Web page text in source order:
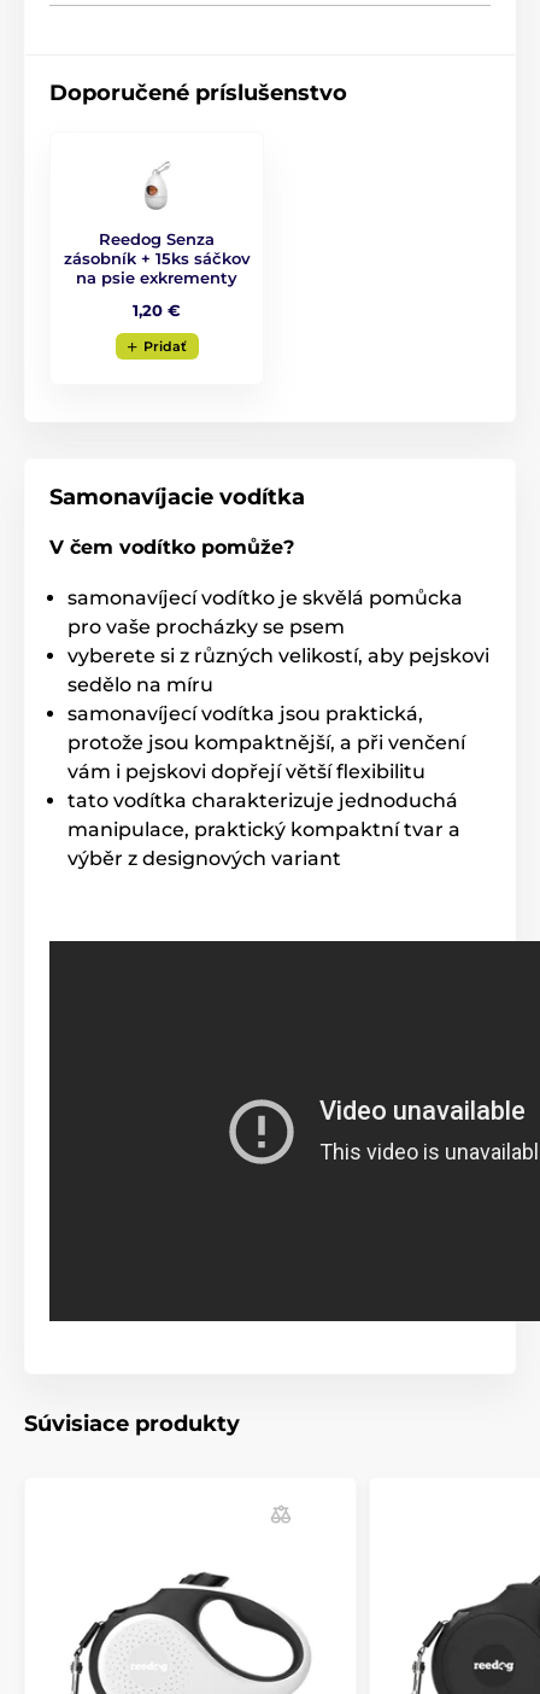
zamilujete. Svieži, originálny a i praktický je preto
design vodítka Reedog Senza. Dostante ho nie len v
štyroch rôznych veľkostiach, ale aj v šiestich farebných
variantách.
Extra pevné lanko proti zamotaniu!
Vodítka Reedog sú osadené lankom, ktoré sa nikdy
nepretočí a ani nezasekne
materiálu s vysokou odolnosťou v ťahu. Tkanina sa
využíva vo vojenstve pri výrobe padákov, preto sa
vyznačuje skvelou schopnosťou vydržať záťaž.
Či už vás zaskočí stretnutie s iným psom, okoloidúci
alebo auto, vodítko Reedog Senza vám dovolí presnú
Chovateľstvo
Pre malé psy
Doporučené príslušenstvo
Reedog Senza
zásobník + 15ks sáčkov
na psie exkrementy
1,20 €
Pridať
Samonavíjacie vodítka
V čem vodítko pomůže?
samonavíjecí vodítko je skvělá pomůcka
pro vaše procházky se psem
vyberete si z různých velikostí, aby pejskovi
sedělo na míru
samonavíjecí vodítka jsou praktická,
protože jsou kompaktnější, a při venčení
vám i pejskovi dopřejí větší flexibilitu
tato vodítka charakterizuje jednoduchá
manipulace, praktický kompaktní tvar a
výběr z designových variant
Súvisiace produkty